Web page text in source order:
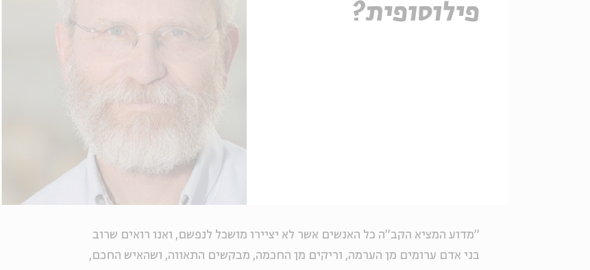
פילוסופית?
"מדוע המציא הקב"ה כל האנשים אשר לא יציירו מושכל לנפשם, ואנו רואים שרוב
בני אדם ערומים מן הערמה, וריקים מן החכמה, מבקשים התאווה, ושהאיש החכם,